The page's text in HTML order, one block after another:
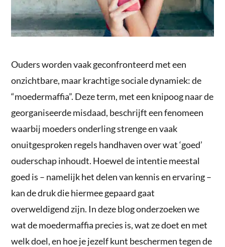
Ouders worden vaak geconfronteerd met een
onzichtbare, maar krachtige sociale dynamiek: de
“moedermaffia”. Deze term, met een knipoog naar de
georganiseerde misdaad, beschrijft een fenomeen
waarbij moeders onderling strenge en vaak
onuitgesproken regels handhaven over wat ‘goed’
ouderschap inhoudt. Hoewel de intentie meestal
goed is – namelijk het delen van kennis en ervaring –
kan de druk die hiermee gepaard gaat
overweldigend zijn. In deze blog onderzoeken we
wat de moedermaffia precies is, wat ze doet en met
welk doel, en hoe je jezelf kunt beschermen tegen de